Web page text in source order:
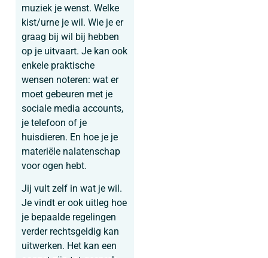
muziek je wenst. Welke
kist/urne je wil. Wie je er
graag bij wil bij hebben
op je uitvaart. Je kan ook
enkele praktische
wensen noteren: wat er
moet gebeuren met je
sociale media accounts,
je telefoon of je
huisdieren. En hoe je je
materiële nalatenschap
voor ogen hebt.
Jij vult zelf in wat je wil.
Je vindt er ook uitleg hoe
je bepaalde regelingen
verder rechtsgeldig kan
uitwerken. Het kan een